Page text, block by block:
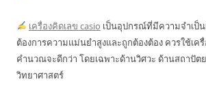
เครื่องคิดเลข casio เป็นอุปกรณ์ที่มีความจำเป็
ต้องการความแม่นยำสูงและถูกต้องต้อง ควรใช้เค
คำนวณจะดีกว่า โดยเฉพาะด้านวิศวะ ด้านสถาปัต
วิทยาศาสตร์